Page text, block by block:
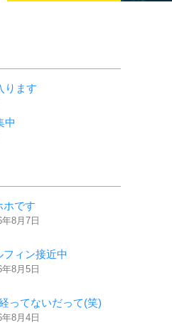
ります
中
ホです
8月7日
フィン接近中
8月5日
ってないだって(笑)
8月4日